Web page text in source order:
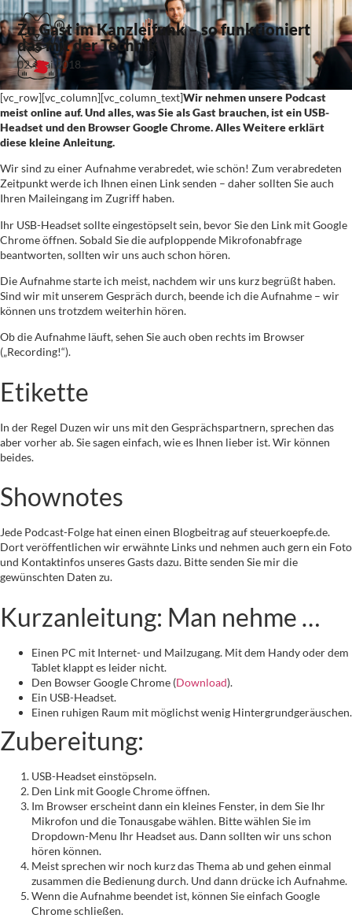
Zu Gast im Kanzleifunk – so funktioniert
das mit der Technik
02. Mai 2018
[vc_row][vc_column][vc_column_text]Wir nehmen unsere Podcast
meist online auf. Und alles, was Sie als Gast brauchen, ist ein USB-
Headset und den Browser Google Chrome. Alles Weitere erklärt
diese kleine Anleitung.
Wir sind zu einer Aufnahme verabredet, wie schön! Zum verabredeten
Zeitpunkt werde ich Ihnen einen Link senden – daher sollten Sie auch
Ihren Maileingang im Zugriff haben.
Ihr USB-Headset sollte eingestöpselt sein, bevor Sie den Link mit Google
Chrome öffnen. Sobald Sie die aufploppende Mikrofonabfrage
beantworten, sollten wir uns auch schon hören.
Die Aufnahme starte ich meist, nachdem wir uns kurz begrüßt haben.
Sind wir mit unserem Gespräch durch, beende ich die Aufnahme – wir
können uns trotzdem weiterhin hören.
Ob die Aufnahme läuft, sehen Sie auch oben rechts im Browser
(„Recording!“).
Etikette
In der Regel Duzen wir uns mit den Gesprächspartnern, sprechen das
aber vorher ab. Sie sagen einfach, wie es Ihnen lieber ist. Wir können
beides.
Shownotes
Jede Podcast-Folge hat einen einen Blogbeitrag auf steuerkoepfe.de.
Dort veröffentlichen wir erwähnte Links und nehmen auch gern ein Foto
und Kontaktinfos unseres Gasts dazu. Bitte senden Sie mir die
gewünschten Daten zu.
Kurzanleitung: Man nehme …
Einen PC mit Internet- und Mailzugang. Mit dem Handy oder dem
Tablet klappt es leider nicht.
Den Bowser Google Chrome (Download).
Ein USB-Headset.
Einen ruhigen Raum mit möglichst wenig Hintergrundgeräuschen.
Zubereitung:
USB-Headset einstöpseln.
Den Link mit Google Chrome öffnen.
Im Browser erscheint dann ein kleines Fenster, in dem Sie Ihr
Mikrofon und die Tonausgabe wählen. Bitte wählen Sie im
Dropdown-Menu Ihr Headset aus. Dann sollten wir uns schon
hören können.
Meist sprechen wir noch kurz das Thema ab und gehen einmal
zusammen die Bedienung durch. Und dann drücke ich Aufnahme.
Wenn die Aufnahme beendet ist, können Sie einfach Google
Chrome schließen.